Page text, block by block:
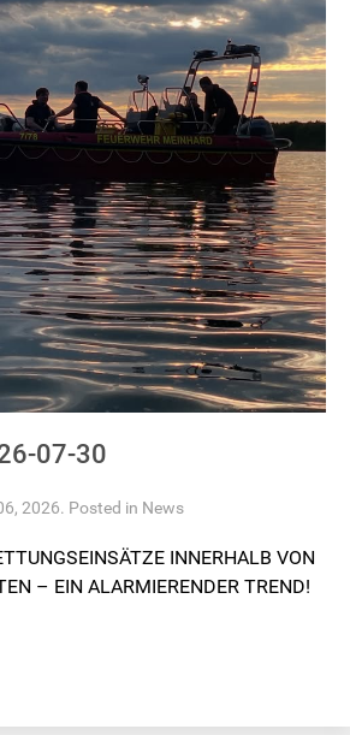
07-30
2026. Posted in News
INNERHALB VON
– EIN ALARMIERENDER TREND!